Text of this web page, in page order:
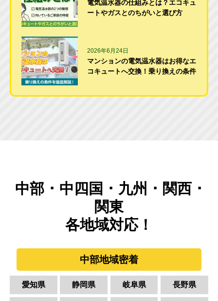
電気温水器の仕組みとは？エコキュ
ートやガスとのちがいと選び方
2026年6月24日
マンションの電気温水器はお得なエ
コキュートへ交換！乗り換えの条件
中部 ･ 中四国 ･ 九州 ･ 関西 ･
関東
各地域対応！
中部地域密着
愛知県 静岡県 岐阜県 長野県